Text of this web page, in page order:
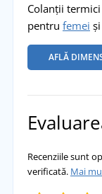
Colanții
pentru femei și
AFLĂ
Recenziile sunt
verificată. Mai